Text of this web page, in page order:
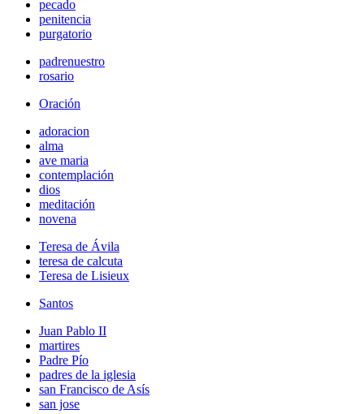
pecado
penitencia
purgatorio
padrenuestro
rosario
Oración
adoracion
alma
ave maria
contemplación
dios
meditación
novena
Teresa de Ávila
teresa de calcuta
Teresa de Lisieux
Santos
Juan Pablo II
martires
Padre Pío
padres de la iglesia
san Francisco de Asís
san jose